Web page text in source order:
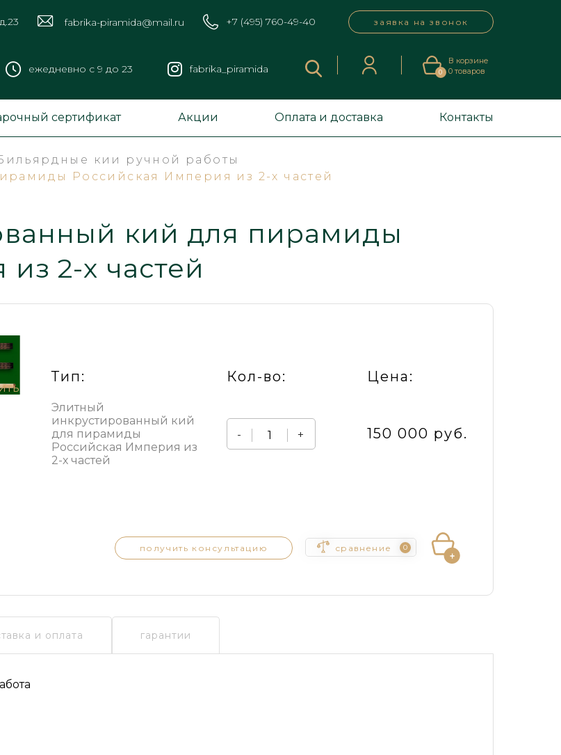
fabrika-piramida@mail.ru +7 (495) 760-49-40 заявка на звонок
ежедневно с 9 до 23 fabrika_piramida 0
В корзине
0товаров
сертификат Акции Оплата и доставка Контакты
кии ручной работы
Российская Империя из 2-х частей
кий для пирамиды
2-х частей
Тип: Кол-во: Цена:
Элитный
инкрустированный кий
для пирамиды
Российская Империя из
2-х частей
- + 150 000 руб.
получить консультацию сравнение 0
и оплата гарантии